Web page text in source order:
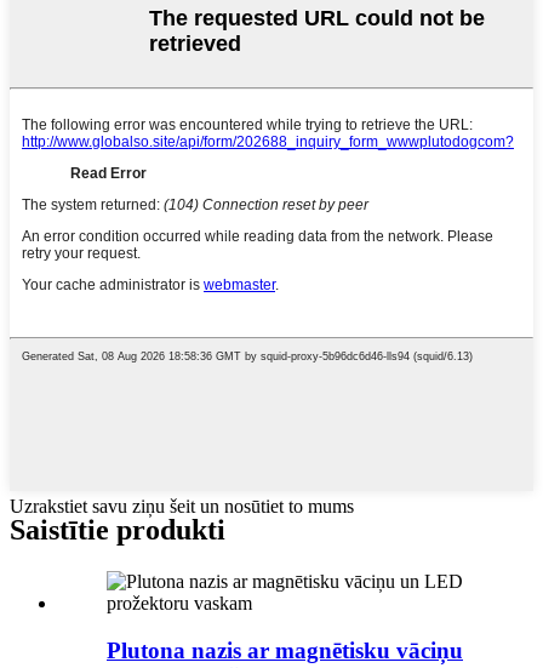
Uzrakstiet savu ziņu šeit un nosūtiet to mums
Saistītie produkti
Plutona nazis ar magnētisku vāciņu